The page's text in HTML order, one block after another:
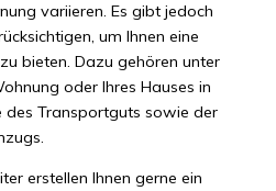
variieren. Es gibt jedoch
um Ihnen eine
bieten. Dazu gehören unter
oder Ihres Hauses in
des Transportguts sowie der
erstellen Ihnen gerne ein